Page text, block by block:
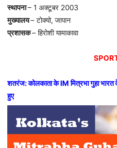
स्थापना– 1 अक्टूबर 2003
मुख्यालय– टोक्यो, जापान
प्रशासक– हिरोशी यामाकावा
शतरंज: कोलकाता के IM मित्रभा गुहा
हुए